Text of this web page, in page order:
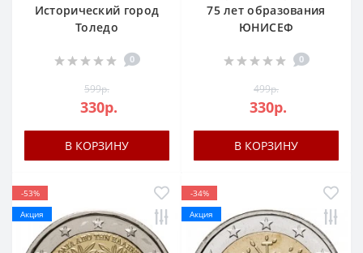
Исторический город
Толедо
0
599р.
330р.
В КОРЗИНУ
75 лет образования
ЮНИСЕФ
0
499р.
330р.
В КОРЗИНУ
-53%
Акция
-34%
Акция